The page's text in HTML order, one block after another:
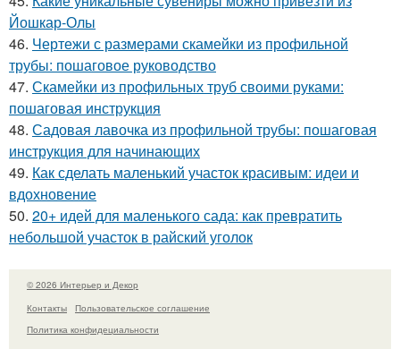
Йошкар-Олы
46. Чертежи с размерами скамейки из профильной
трубы: пошаговое руководство
47. Скамейки из профильных труб своими руками:
пошаговая инструкция
48. Садовая лавочка из профильной трубы: пошаговая
инструкция для начинающих
49. Как сделать маленький участок красивым: идеи и
вдохновение
50. 20+ идей для маленького сада: как превратить
небольшой участок в райский уголок
© 2026 Интерьер и Декор
Контакты
Пользовательское соглашение
Политика конфидециальности